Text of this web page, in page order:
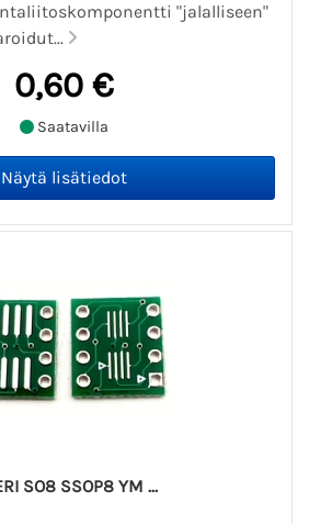
"jalalliseen"
0,60 €
Saatavilla
SO8 SSOP8 YM ...